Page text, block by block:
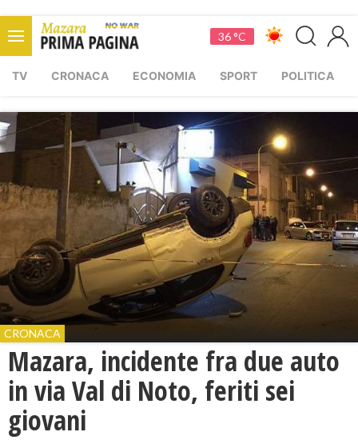
36 °C
TV CRONACA ECONOMIA SPORT POLITICA
CRONACA
Mazara, incidente fra due auto
in via Val di Noto, feriti sei
giovani